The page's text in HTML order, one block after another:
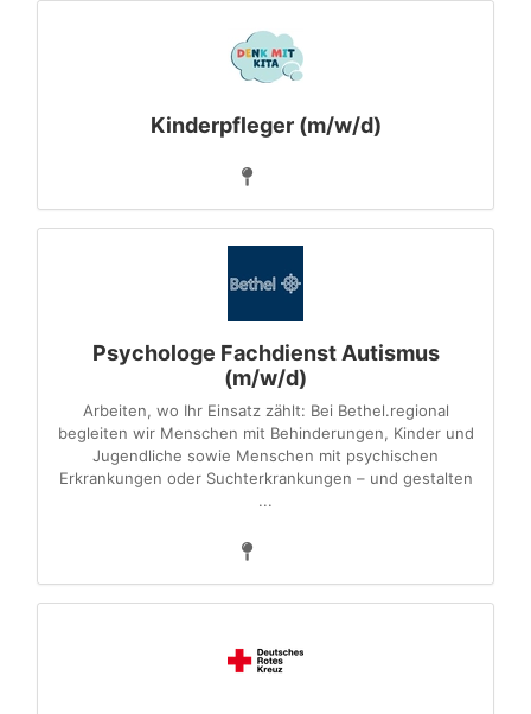
Kinderpfleger (m/w/d)
Psychologe Fachdienst Autismus
(m/w/d)
Arbeiten, wo Ihr Einsatz zählt: Bei Bethel.regional
begleiten wir Menschen mit Behinderungen, Kinder und
Jugendliche sowie Menschen mit psychischen
Erkrankungen oder Suchterkrankungen – und gestalten
...